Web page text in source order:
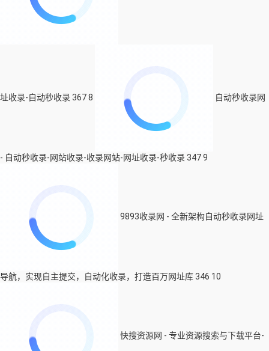
址收录-自动秒收录3678 自动秒收录网
- 自动秒收录-网站收录-收录网站-网址收录-秒收录3479
9893收录网 - 全新架构自动秒收录网址
导航，实现自主提交，自动化收录，打造百万网址库346 10
快搜资源网 - 专业资源搜索与下载平台-